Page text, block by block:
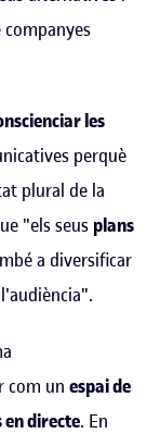
les
perquè
plural de la
"els seus plans
a diversificar
com un espai de
directe. En